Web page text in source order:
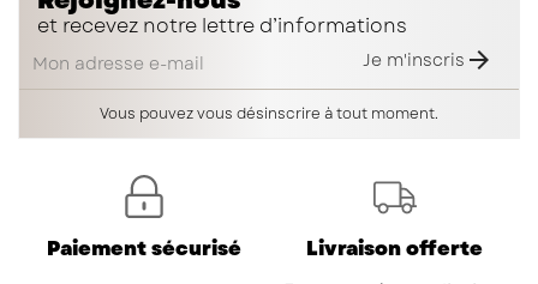
Paiement sécurisé
Livraison offerte